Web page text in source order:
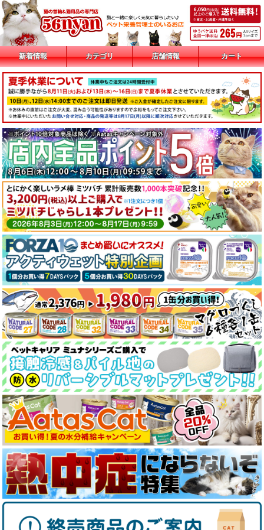
新着情報 カテゴリ 店舗情報 カート